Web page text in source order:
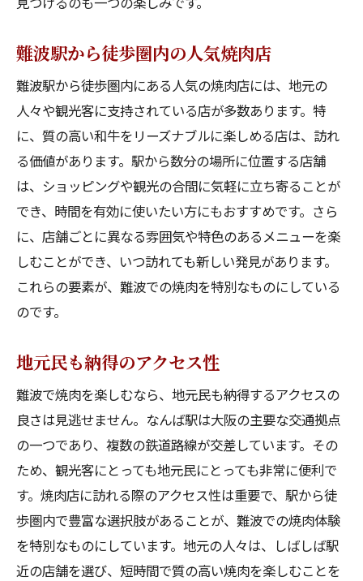
難波駅から徒歩圏内の人気焼肉店
難波駅から徒歩圏内にある人気の焼肉店には、地元の
人々や観光客に支持されている店が多数あります。特
に、質の高い和牛をリーズナブルに楽しめる店は、訪れ
る価値があります。駅から数分の場所に位置する店舗
は、ショッピングや観光の合間に気軽に立ち寄ることが
でき、時間を有効に使いたい方にもおすすめです。さら
に、店舗ごとに異なる雰囲気や特色のあるメニューを楽
しむことができ、いつ訪れても新しい発見があります。
これらの要素が、難波での焼肉を特別なものにしている
のです。
地元民も納得のアクセス性
難波で焼肉を楽しむなら、地元民も納得するアクセスの
良さは見逃せません。なんば駅は大阪の主要な交通拠点
の一つであり、複数の鉄道路線が交差しています。その
ため、観光客にとっても地元民にとっても非常に便利で
す。焼肉店に訪れる際のアクセス性は重要で、駅から徒
歩圏内で豊富な選択肢があることが、難波での焼肉体験
を特別なものにしています。地元の人々は、しばしば駅
近の店舗を選び、短時間で質の高い焼肉を楽しむことを